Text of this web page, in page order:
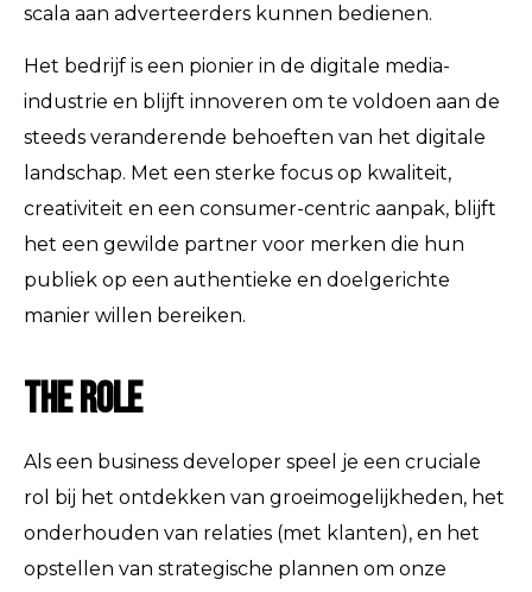
scala aan adverteerders kunnen bedienen.
Het bedrijf is een pionier in de digitale media-
industrie en blijft innoveren om te voldoen aan de
steeds veranderende behoeften van het digitale
landschap. Met een sterke focus op kwaliteit,
creativiteit en een consumer-centric aanpak, blijft
het een gewilde partner voor merken die hun
publiek op een authentieke en doelgerichte
manier willen bereiken.
The Role
Als een business developer speel je een cruciale
rol bij het ontdekken van groeimogelijkheden, het
onderhouden van relaties (met klanten), en het
opstellen van strategische plannen om onze